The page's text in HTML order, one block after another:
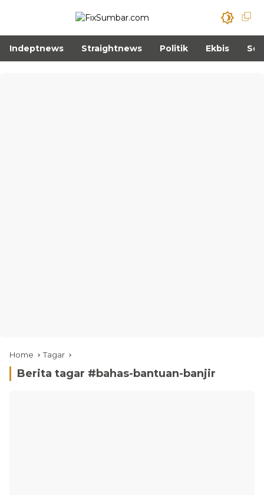
Indeptnews Straightnews Politik Ekbis
Home Tagar
Berita tagar #bahas-bantuan-banjir